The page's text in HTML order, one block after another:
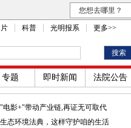
您想去哪里？
科普 光明报系 更多>>
专题 即时新闻 法院公告
"电影+"带动产业链,再证无可取代
生态环境法典，这样守护咱的生活